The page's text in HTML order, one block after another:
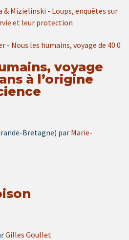
voyage
à l’origine
Bretagne) par Marie-
Gilles Goullet